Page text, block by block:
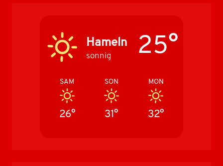
Hameln
sonnig 25°
SAM
26°
SON
31°
MON
32°